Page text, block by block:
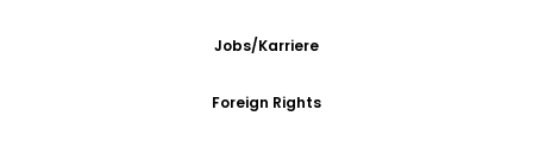
Jobs/Karriere
Foreign Rights